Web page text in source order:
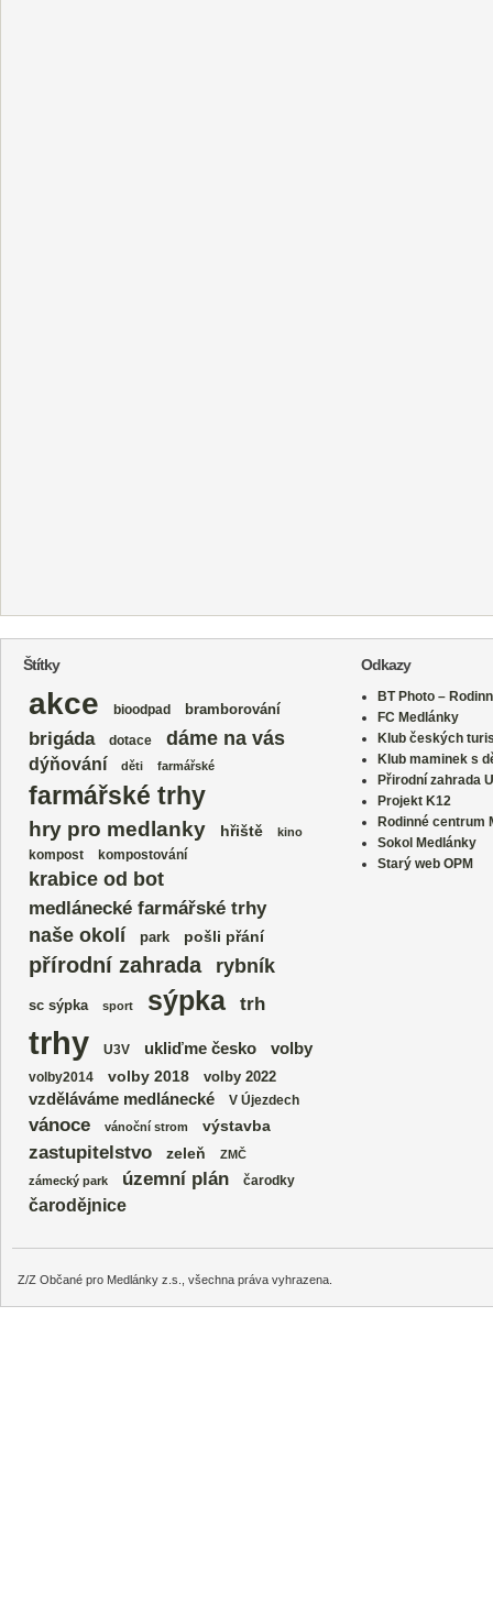
Štítky
akce bioodpad bramborování
brigáda dotace dáme na vás
dýňování děti farmářské
farmářské trhy
hry pro medlanky hřiště kino
kompost kompostování
krabice od bot
medlánecké farmářské trhy
naše okolí
park pošli přání
přírodní zahrada rybník
sc sýpka sport sýpka trh
trhy U3V ukliďme česko volby
volby2014 volby 2018 volby 2022
vzděláváme medlánecké V Újezdech
vánoce vánoční strom výstavba
zastupitelstvo zeleň
ZMČ
zámecký park
územní plán čarodky
čarodějnice
Odkazy
BT Photo –
FC Medlánky
Klub českých
Klub maminek s
Přirodní zahrada
Projekt K12
Rodinné centrum
Sokol Medlánky
Starý web OPM
Z/Z Občané pro Medlánky z.s., všechna práva vyhrazena.